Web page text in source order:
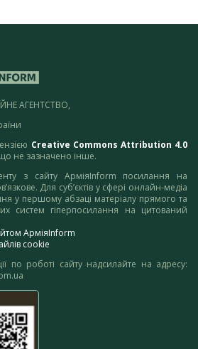
АГЕНТСТВО,
Creative Commons Attribution 4.0
не зазначено інше.
з сайту АрміяInform посилання на
Для суб’єктів у сфері онлайн-медіа
у першому абзаці матеріалу прямого та
систем гіперпосилання на цитований
АрміяInform
cookie
по роботі сайту надсилайте на адресу: